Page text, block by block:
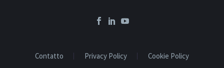
Contatto Privacy Policy Cookie Policy